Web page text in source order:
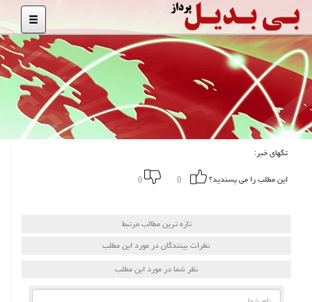
تگهای خبر:
این مطلب را می پسندید؟
()
()
تازه ترین مطالب مرتبط
نظرات بینندگان در مورد این مطلب
نظر شما در مورد این مطلب